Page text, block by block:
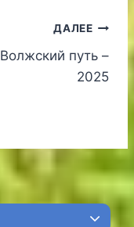
ДАЛЕЕ
Волжский путь –
2025